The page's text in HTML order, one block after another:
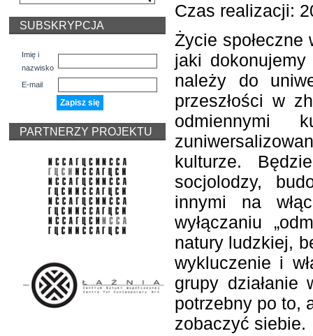
SUBSKRYPCJA
Imię i
nazwisko
E-mail
PARTNERZY PROJEKTU
Czas realizacji:
Życie
jaki dokonujemy
należy do
przeszłości w
kulturze.
socjolodzy,
innymi na
wyłączaniu
natury ludzkiej,
wykluczenie i
grupy działanie
potrzebny po to,
zobaczyć siebie.